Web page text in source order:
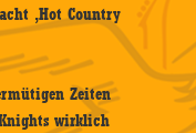
‚Hot Country
Zeiten
wirklich